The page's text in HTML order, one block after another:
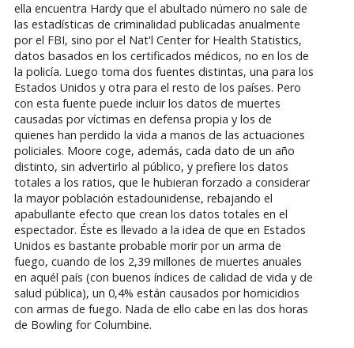
ella encuentra Hardy que el abultado número no sale de
las estadísticas de criminalidad publicadas anualmente
por el FBI, sino por el Nat'l Center for Health Statistics,
datos basados en los certificados médicos, no en los de
la policía. Luego toma dos fuentes distintas, una para los
Estados Unidos y otra para el resto de los países. Pero
con esta fuente puede incluir los datos de muertes
causadas por víctimas en defensa propia y los de
quienes han perdido la vida a manos de las actuaciones
policiales. Moore coge, además, cada dato de un año
distinto, sin advertirlo al público, y prefiere los datos
totales a los ratios, que le hubieran forzado a considerar
la mayor población estadounidense, rebajando el
apabullante efecto que crean los datos totales en el
espectador. Éste es llevado a la idea de que en Estados
Unidos es bastante probable morir por un arma de
fuego, cuando de los 2,39 millones de muertes anuales
en aquél país (con buenos índices de calidad de vida y de
salud pública), un 0,4% están causados por homicidios
con armas de fuego. Nada de ello cabe en las dos horas
de Bowling for Columbine.